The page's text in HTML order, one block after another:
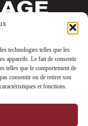
technologies telles que les
appareils. Le fait de consentir
telles que le comportement de
consentir ou de retirer son
et fonctions.
8P4, Canada